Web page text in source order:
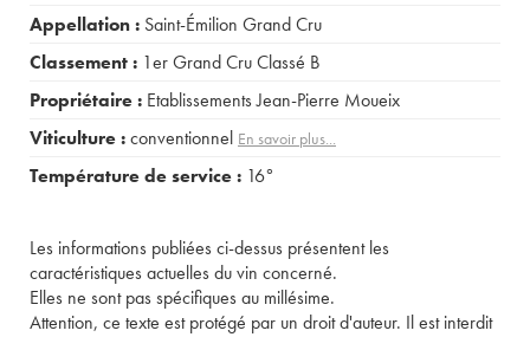
Appellation : Saint-Émilion Grand Cru
Classement : 1er Grand Cru Classé B
Propriétaire : Etablissements Jean-Pierre Moueix
Viticulture :conventionnel En savoir plus...
Température de service : 16°
Les informations publiées ci-dessus présentent les
caractéristiques actuelles du vin concerné.
Elles ne sont pas spécifiques au millésime.
Attention, ce texte est protégé par un droit d'auteur. Il est interdit